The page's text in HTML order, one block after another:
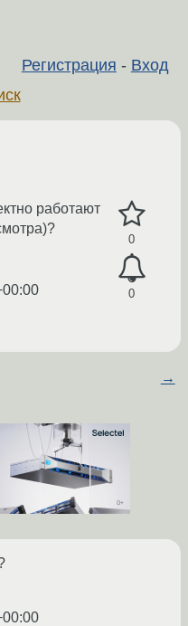
Регистрация - Вход
0
0
работают
→